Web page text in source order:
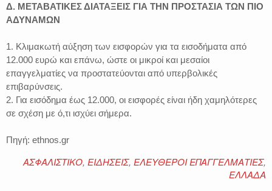
Δ. ΜΕΤΑΒΑΤΙΚΕΣ ΔΙΑΤΑΞΕΙΣ ΓΙΑ ΤΗΝ ΠΡΟΣΤΑΣΙΑ ΤΩΝ ΠΙΟ
ΑΔΥΝΑΜΩΝ
1. Κλιμακωτή αύξηση των εισφορών για τα εισοδήματα από
12.000 ευρώ και επάνω, ώστε οι μικροί και μεσαίοι
επαγγελματίες να προστατεύονται από υπερβολικές
επιβαρύνσεις.
2. Για εισόδημα έως 12.000, οι εισφορές είναι ήδη χαμηλότερες
σε σχέση με ό,τι ισχύει σήμερα.
Πηγή: ethnos.gr
ΑΣΦΑΛΙΣΤΙΚΟ, ΕΙΔΗΣΕΙΣ, ΕΛΕΥΘΕΡΟΙ ΕΠΑΓΓΕΛΜΑΤΙΕΣ,
ΕΛΛΑΔΑ